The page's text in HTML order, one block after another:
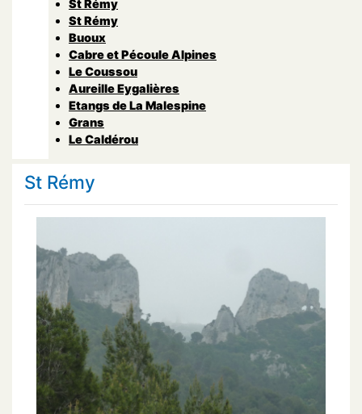
St Rémy
St Rémy
Buoux
Cabre et Pécoule Alpines
Le Coussou
Aureille Eygalières
Etangs de La Malespine
Grans
Le Caldérou
St Rémy